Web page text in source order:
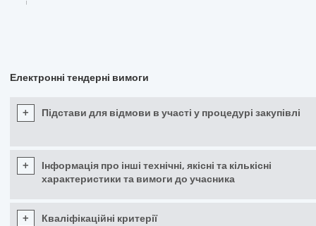
Електронні тендерні вимоги
+ Підстави для відмови в участі у процедурі закупівлі
+
Інформація про інші технічні, якісні та кількісні
характеристики та вимоги до учасника
+ Кваліфікаційні критерії